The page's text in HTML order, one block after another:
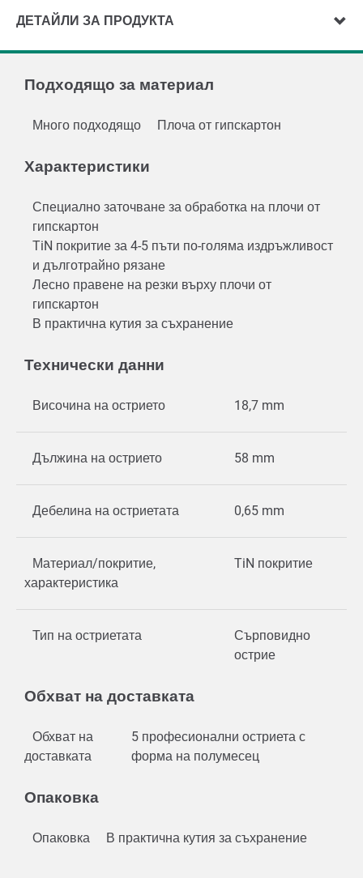
ДЕТАЙЛИ ЗА ПРОДУКТА
Подходящо за материал
Много подходящо Плоча от гипскартон
Характеристики
Специално заточване за обработка на плочи от
гипскартон
TiN покритие за 4-5 пъти по-голяма издръжливост
и дълготрайно рязане
Лесно правене на резки върху плочи от
гипскартон
В практична кутия за съхранение
Технически данни
Височина на острието 18,7 mm
Дължина на острието 58 mm
Дебелина на остриетата 0,65 mm
Материал/покритие,
характеристика
TiN покритие
Тип на остриетата
Сърповидно
острие
Обхват на доставката
Обхват на
доставката
5 професионални остриета с
форма на полумесец
Опаковка
Опаковка В практична кутия за съхранение